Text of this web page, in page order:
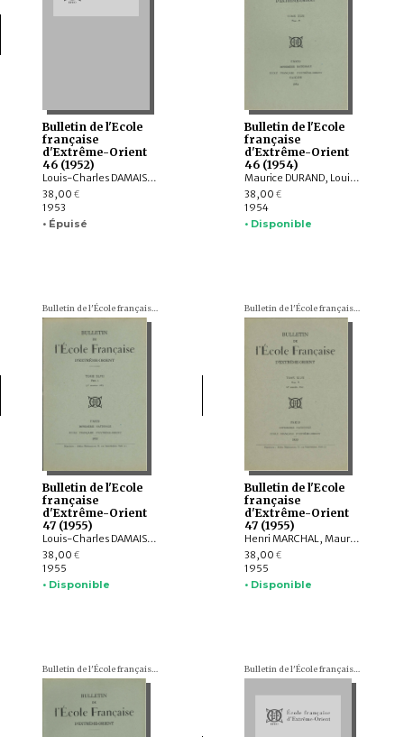
Bulletin de l'Ecole
française
d'Extrême-Orient
46 (1952)
Louis-Charles DAMAIS, Pierre DUPONT, Jean BOISSELIER, George CONDOMINAS, Edmond SAURIN, Pierre PARIS, Camille BULCKE, Lawrence Palmer BRIGGS, Henri DEYDIER
38,00 €
1953
• Épuisé
Bulletin de l'Ecole
française
d'Extrême-Orient
46 (1954)
Maurice DURAND, Louis MALLERET, George CONDOMINAS, Edmond SAURIN, François MARTINI, André MIGOT, Henri MASPERO, Jacques DOURNES, Robert DALET, Alexander B. GRISWOLD, Pierre PARIS
38,00 €
1954
• Disponible
Bulletin de l'École française d'Extrême-Orient (BEFEO)
Bulletin de l'Ecole
française
d'Extrême-Orient
47 (1955)
Louis-Charles DAMAIS, Guy MORÉCHAND
38,00 €
1955
• Disponible
Bulletin de l'École française d'Extrême-Orient (BEFEO)
Bulletin de l'Ecole
française
d'Extrême-Orient
47 (1955)
Henri MARCHAL, Maurice DURAND, George CONDOMINAS, Yves HERVOUET, Guy MORÉCHAND, Henri MASPERO, F.-P. ANTOINE, Dominique ANTOMARCHI
38,00 €
1955
• Disponible
Bulletin de l'École française d'Extrême-Orient (BEFEO) Bulletin de l'École française d'Extrême-Orient (BEFEO)